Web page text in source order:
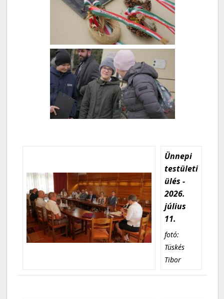
Ünnepi
testületi
ülés -
2026.
július
11.
fotó:
Tüskés
Tibor